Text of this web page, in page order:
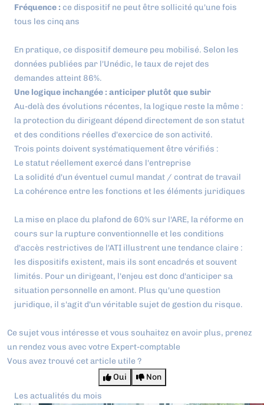
Fréquence : ce dispositif ne peut être sollicité qu'une fois
tous les cinq ans
En pratique, ce dispositif demeure peu mobilisé. Selon les
données publiées par l'Unédic, le taux de rejet des
demandes atteint 86%.
Une logique inchangée : anticiper plutôt que subir
Au-delà des évolutions récentes, la logique reste la même :
la protection du dirigeant dépend directement de son statut
et des conditions réelles d'exercice de son activité.
Trois points doivent systématiquement être vérifiés :
Le statut réellement exercé dans l'entreprise
La solidité d'un éventuel cumul mandat / contrat de travail
La cohérence entre les fonctions et les éléments juridiques
La mise en place du plafond de 60% sur l'ARE, la réforme en
cours sur la rupture conventionnelle et les conditions
d'accès restrictives de l'ATI illustrent une tendance claire :
les dispositifs existent, mais ils sont encadrés et souvent
limités. Pour un dirigeant, l'enjeu est donc d'anticiper sa
situation personnelle en amont. Plus qu'une question
juridique, il s'agit d'un véritable sujet de gestion du risque.
Ce sujet vous intéresse et vous souhaitez en avoir plus, prenez
un rendez vous avec votre Expert-comptable
Vous avez trouvé cet article utile ?
Oui
Non
Les actualités du mois